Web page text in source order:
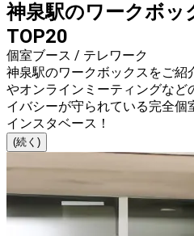
神泉駅のワークボッ
TOP20
個室ブース / テレワーク
神泉駅のワークボックスをご紹
やオンラインミーティングなど
イバシーが守られている完全個
インスタベース！
(続く)